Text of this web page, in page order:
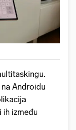
Androidu
ih između